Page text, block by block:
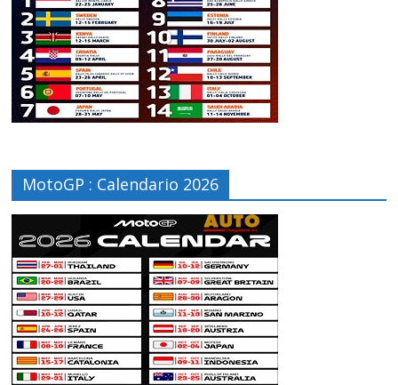
MotoGP : Calendario 2026